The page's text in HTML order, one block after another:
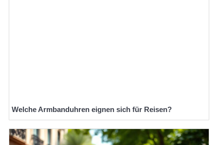
Welche Armbanduhren eignen sich für Reisen?